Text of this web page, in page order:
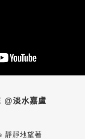
@淡水嘉盧
靜靜地望著